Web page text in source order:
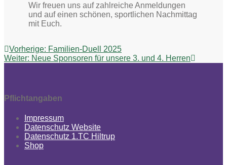
Wir freuen uns auf zahlreiche Anmeldungen
und auf einen schönen, sportlichen Nachmittag
mit Euch.
Beitragsnavigation
Vorherige: Vorheriger
Beitrag:
Familien-Duell 2025
Weiter: Nächster
Neue Sponsoren für unsere 3. und 4. Herren
Pflichtangaben
Impressum
Datenschutz Website
Datenschutz 1.TC Hiltrup
Shop